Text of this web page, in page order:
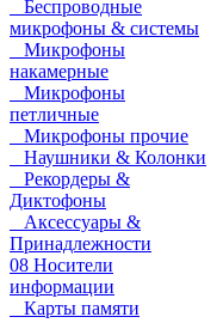
Беспроводные
микрофоны & системы
Микрофоны
накамерные
Микрофоны
петличные
Микрофоны прочие
Наушники & Колонки
Рекордеры &
Диктофоны
Аксессуары &
Принадлежности
08 Носители
информации
Карты памяти